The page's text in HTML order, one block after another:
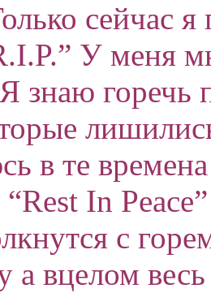
сейчас
У меня
знаю горечь
в те
In
с
а вцелом